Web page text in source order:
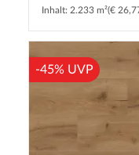
Inhalt: 2.233 m²(€
-45% UVP